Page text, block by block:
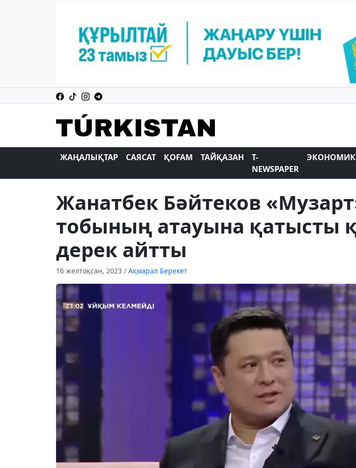
ЖАҢАЛЫҚТАР САЯСАТ ҚОҒАМ ТАЙҚАЗАН
T-
NEWSPAPER
Жанатбек Бәйтеков
тобының атауына қатысты
дерек айтты
16 желтоқсан, 2023 / Ақмарал Берекет